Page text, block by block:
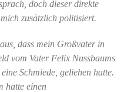
doch dieser direkte
zusätzlich politisiert.
dass mein Großvater in
vom Vater Felix Nussbaums
Schmiede, geliehen hatte.
hatte einen